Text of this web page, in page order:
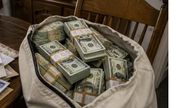
ശിവരാമനെതിരെ
സംഘടനാ നടപടിക്ക്
സിപിഐ ജില്ലാ
എക്സിക്യൂട്ടീവ്